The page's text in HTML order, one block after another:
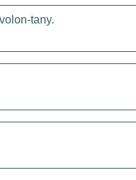
tany.